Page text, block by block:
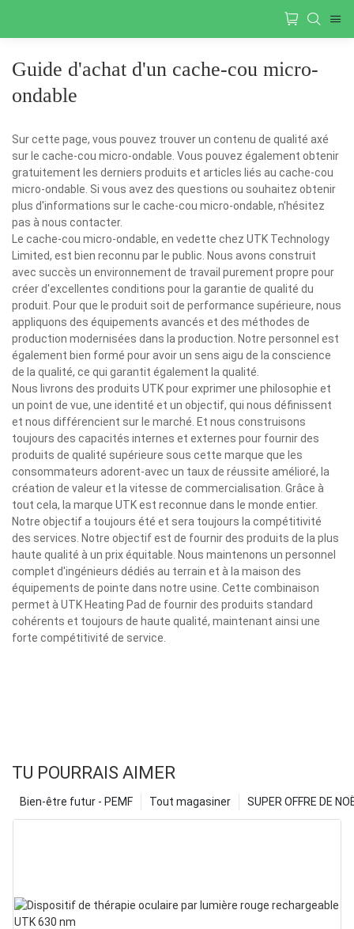
Guide d'achat d'un cache-cou micro-
ondable
Sur cette page, vous pouvez trouver un contenu de qualité axé
sur le cache-cou micro-ondable. Vous pouvez également obtenir
gratuitement les derniers produits et articles liés au cache-cou
micro-ondable. Si vous avez des questions ou souhaitez obtenir
plus d'informations sur le cache-cou micro-ondable, n'hésitez
pas à nous contacter.
Le cache-cou micro-ondable, en vedette chez UTK Technology
Limited, est bien reconnu par le public. Nous avons construit
avec succès un environnement de travail purement propre pour
créer d'excellentes conditions pour la garantie de qualité du
produit. Pour que le produit soit de performance supérieure, nous
appliquons des équipements avancés et des méthodes de
production modernisées dans la production. Notre personnel est
également bien formé pour avoir un sens aigu de la conscience
de la qualité, ce qui garantit également la qualité.
Nous livrons des produits UTK pour exprimer une philosophie et
un point de vue, une identité et un objectif, qui nous définissent
et nous différencient sur le marché. Et nous construisons
toujours des capacités internes et externes pour fournir des
produits de qualité supérieure sous cette marque que les
consommateurs adorent-avec un taux de réussite amélioré, la
création de valeur et la vitesse de commercialisation. Grâce à
tout cela, la marque UTK est reconnue dans le monde entier.
Notre objectif a toujours été et sera toujours la compétitivité
des services. Notre objectif est de fournir des produits de la plus
haute qualité à un prix équitable. Nous maintenons un personnel
complet d'ingénieurs dédiés au terrain et à la maison des
équipements de pointe dans notre usine. Cette combinaison
permet à UTK Heating Pad de fournir des produits standard
cohérents et toujours de haute qualité, maintenant ainsi une
forte compétitivité de service.
TU POURRAIS AIMER
SUPER OFFRE DE
Tout magasiner
Bien-être futur - PEMF